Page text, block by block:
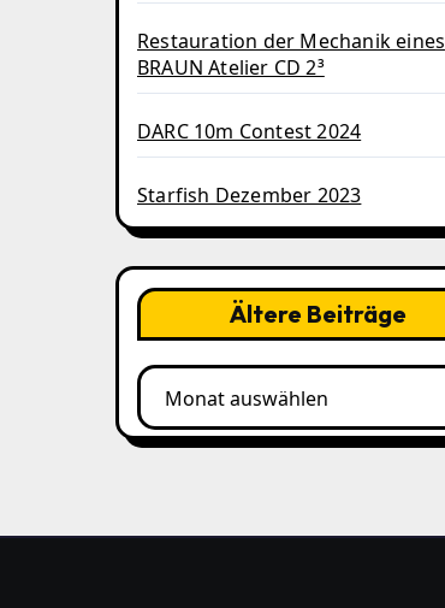
Restauration der Mechanik eines
BRAUN Atelier CD 2³
DARC 10m Contest 2024
Starfish Dezember 2023
Ältere Beiträge
Ältere
Beiträge